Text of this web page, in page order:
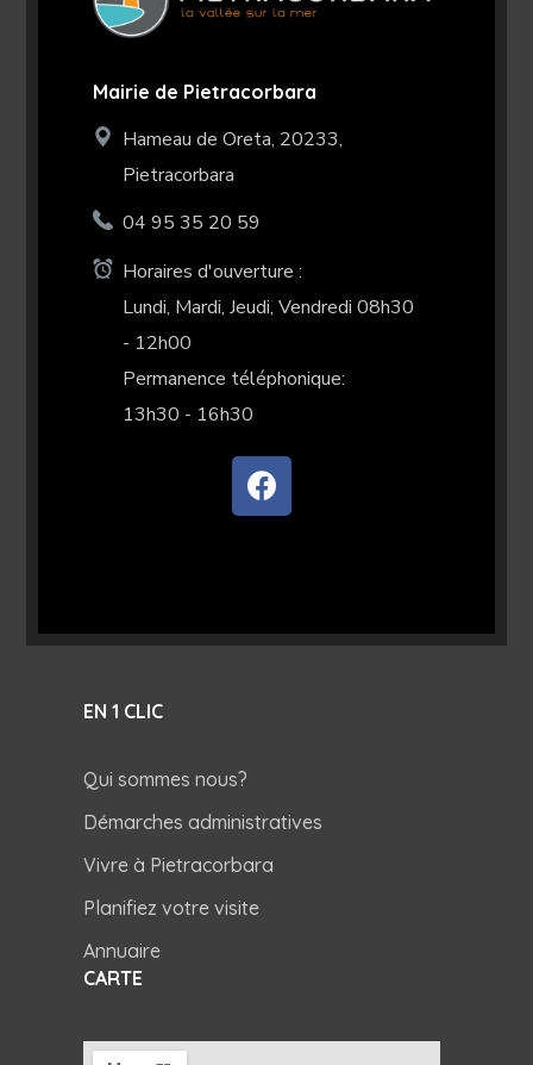
Mairie de Pietracorbara
Hameau de Oreta, 20233,
Pietracorbara
04 95 35 20 59
Horaires d'ouverture :
Lundi, Mardi, Jeudi, Vendredi 08h30
- 12h00
Permanence téléphonique:
13h30 - 16h30
EN 1 CLIC
Qui sommes nous?
Démarches administratives
Vivre à Pietracorbara
Planifiez votre visite
Annuaire
CARTE